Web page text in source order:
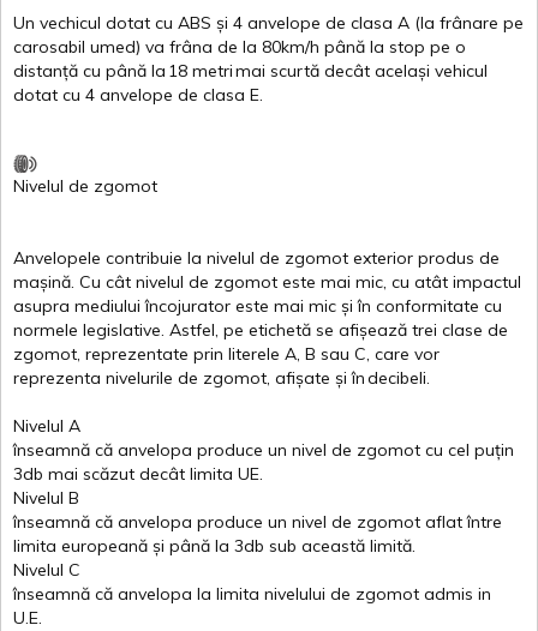
Un vechicul dotat cu ABS și 4 anvelope de clasa A (la frânare pe
carosabil umed) va frâna de la 80km/h până la stop pe o
distanță cu până la 18 metrimai scurtă decât același vehicul
dotat cu 4 anvelope de clasa E.
Nivelul de zgomot
Anvelopele contribuie la nivelul de zgomot exterior produs de
mașină. Cu cât nivelul de zgomot este mai mic, cu atât impactul
asupra mediului încojurator este mai mic și în conformitate cu
normele legislative. Astfel, pe etichetă se afișează trei clase de
zgomot, reprezentate prin literele A, B sau C, care vor
reprezenta nivelurile de zgomot, afișate și îndecibeli.
Nivelul A
înseamnă că anvelopa produce un nivel de zgomot cu cel puțin
3db mai scăzut decât limita UE.
Nivelul B
înseamnă că anvelopa produce un nivel de zgomot aflat între
limita europeană și până la 3db sub această limită.
Nivelul C
înseamnă că anvelopa la limita nivelului de zgomot admis in
U.E.